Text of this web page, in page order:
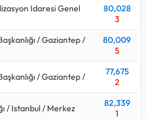
%167oranında bir artış
kurum ilanlarına bakıldığında
türünden alıyor sorusunun
Idaresi Genel
80,028
3
/ Gaziantep /
80,009
5
/ Gaziantep /
77,675
2
/ Istanbul / Merkez
82,339
1